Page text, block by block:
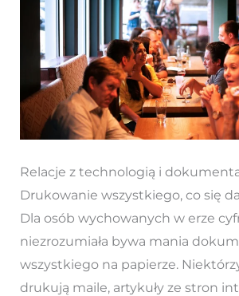
Relacje z technologią i
Drukowanie wszystkiego, co się da
Dla osób wychowanych w erze
niezrozumiała bywa mania
wszystkiego na papierze.
drukują maile, artykuły ze stron